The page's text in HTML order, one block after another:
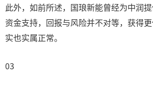
此外，如前所述，国琅新能曾经为中润
资金支持，回报与风险并不对等，获得
实也实属正常。
03